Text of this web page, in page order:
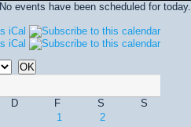
No events have been scheduled for today.
D F S
S
1
2